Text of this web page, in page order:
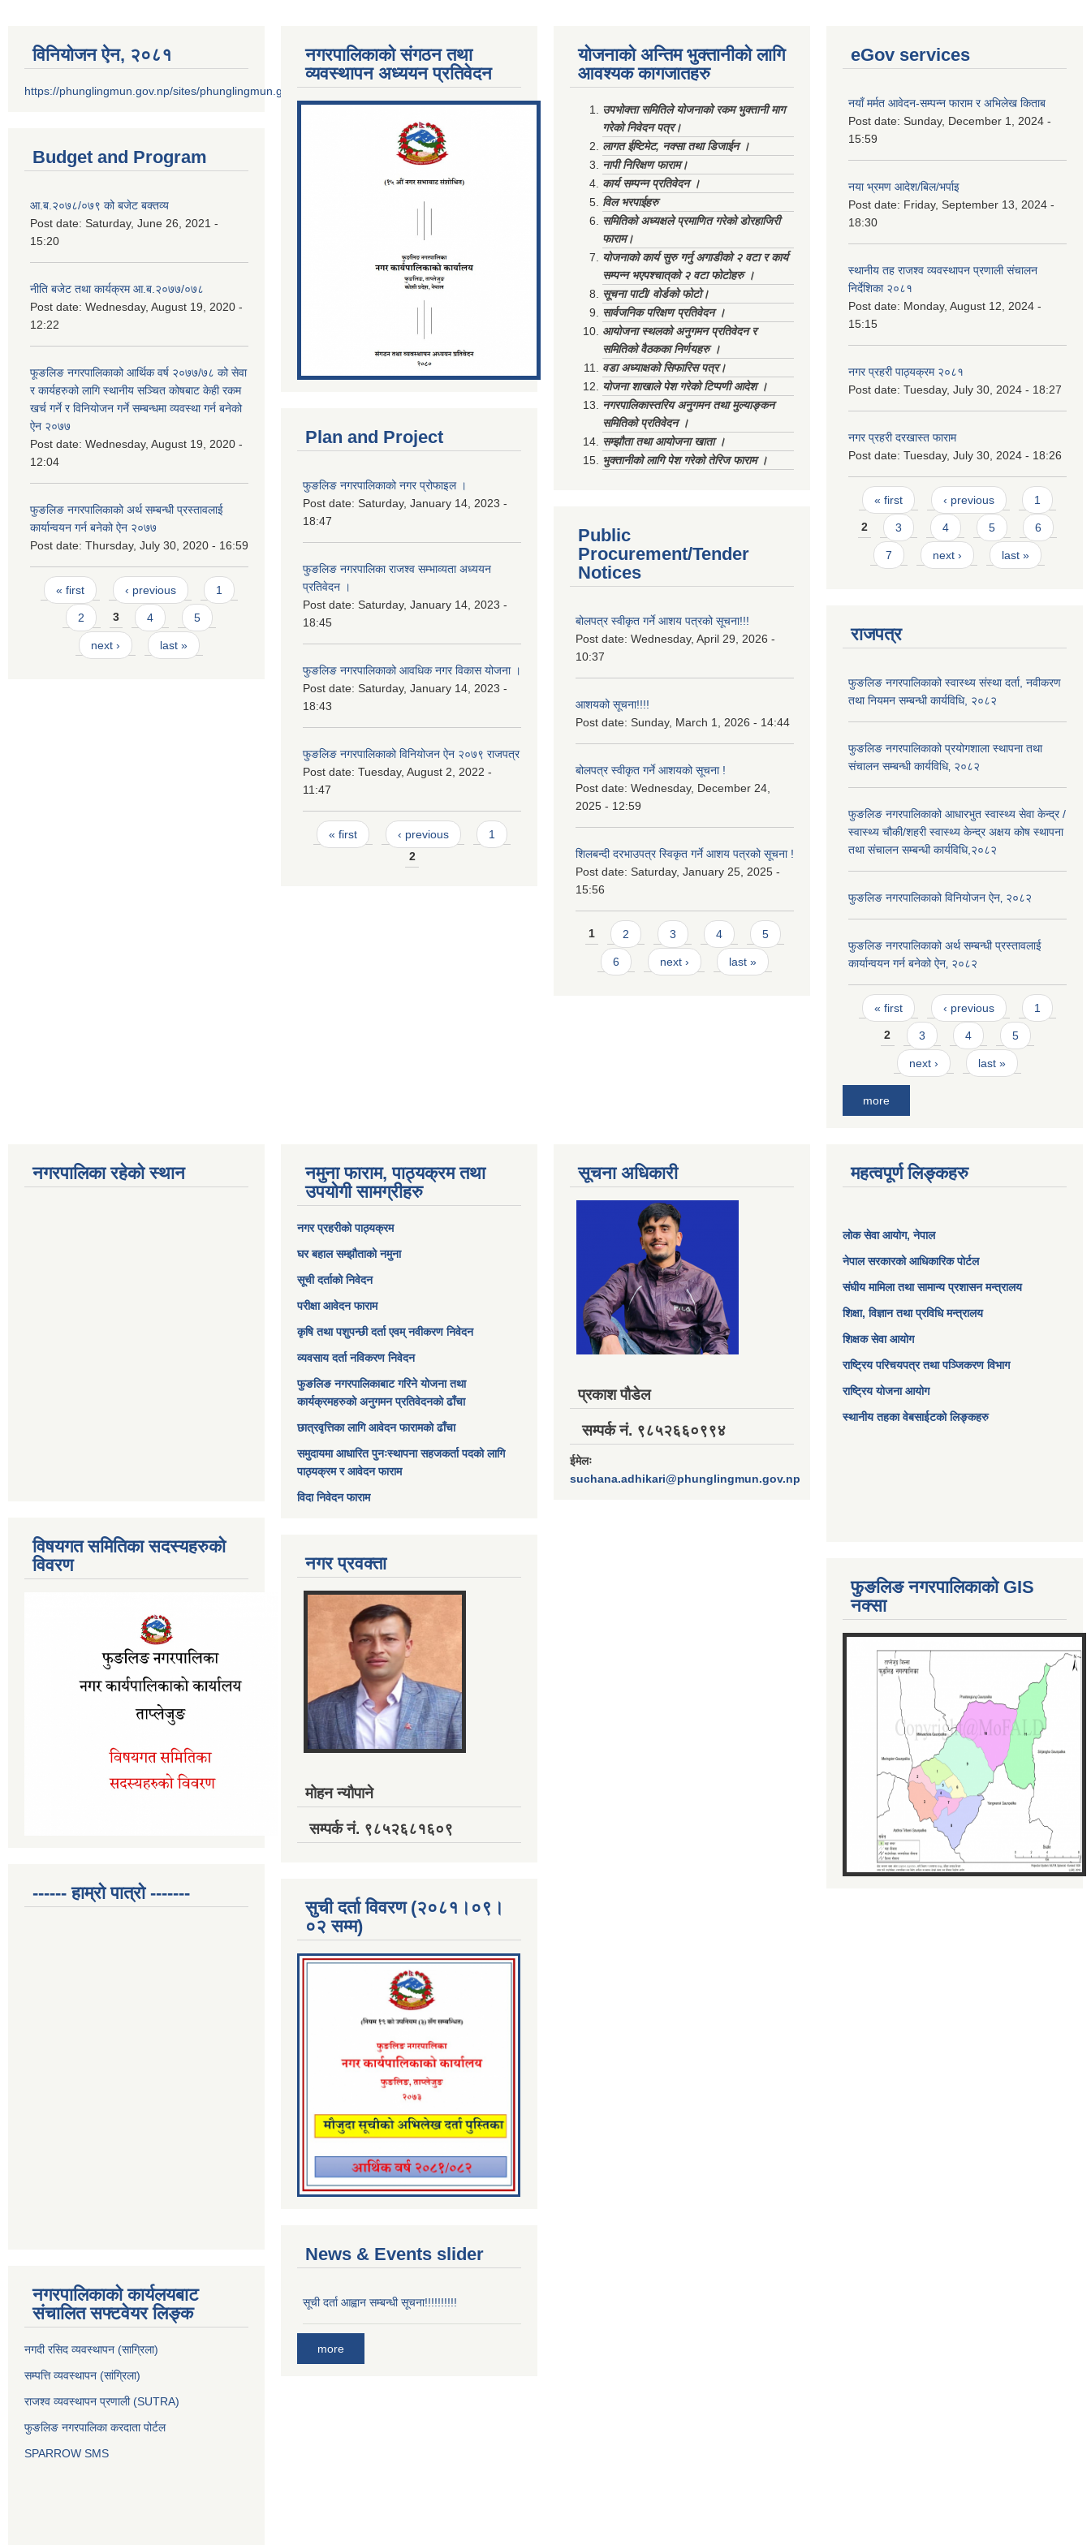
विनियोजन ऐन‚ २०८१
https://phunglingmun.gov.np/sites/phunglingmun.gov.np/files/documents/Al...
Budget and Program
आ.ब.२०७८/०७९ को बजेट बक्तव्य
Post date: Saturday, June 26, 2021 -
15:20
नीति बजेट तथा कार्यक्रम आ.ब.२०७७/०७८
Post date: Wednesday, August 19, 2020 -
12:22
फूङलिङ नगरपालिकाको आर्थिक वर्ष २०७७/७८ को सेवा
र कार्यहरुको लागि स्थानीय सञ्चित कोषबाट केही रकम
खर्च गर्ने र विनियोजन गर्ने सम्बन्धमा व्यवस्था गर्न बनेको
ऐन २०७७
Post date: Wednesday, August 19, 2020 -
12:04
फुङलिङ नगरपालिकाको अर्थ सम्बन्धी प्रस्तावलाई
कार्यान्वयन गर्न बनेको ऐन २०७७
Post date: Thursday, July 30, 2020 - 16:59
Pages
« first ‹ previous 1
2 3 4 5
next › last »
नगरपालिकाको संगठन तथा
व्यवस्थापन अध्ययन प्रतिवेदन
Plan and Project
फुङलिङ नगरपालिकाको नगर प्रोफाइल ।
Post date: Saturday, January 14, 2023 -
18:47
फुङलिङ नगरपालिका राजश्व सम्भाव्यता अध्ययन
प्रतिवेदन ।
Post date: Saturday, January 14, 2023 -
18:45
फुङलिङ नगरपालिकाको आवधिक नगर विकास योजना ।
Post date: Saturday, January 14, 2023 -
18:43
फुङलिङ नगरपालिकाको विनियोजन ऐन २०७९ राजपत्र
Post date: Tuesday, August 2, 2022 -
11:47
Pages
« first ‹ previous
1
2
योजनाको अन्तिम भुक्तानीको लागि
आवश्यक कागजातहरु
उपभोक्ता समितिले योजनाको रकम भुक्तानी माग
गरेको निवेदन पत्र।
लागत ईष्टिमेट, नक्सा तथा डिजाईन ।
नापी निरिक्षण फाराम।
कार्य सम्पन्न प्रतिवेदन ।
विल भरपाईहरु
समितिको अध्यक्षले प्रमाणित गरेको डोरहाजिरी
फाराम।
योजनाको कार्य सुरु गर्नु अगाडीको २ वटा र कार्य
सम्पन्न भएपश्चात्‌को २ वटा फोटोहरु ।
सूचना पाटी/ वोर्डको फोटो।
सार्वजनिक परिक्षण प्रतिवेदन ।
आयोजना स्थलको अनुगमन प्रतिवेदन र
समितिको वैठकका निर्णयहरु ।
वडा अध्याक्षको सिफारिस पत्र।
योजना शाखाले पेश गरेको टिप्पणी आदेश ।
नगरपालिकास्तरिय अनुगमन तथा मुल्याङ्कन
समितिको प्रतिवेदन ।
सम्झौता तथा आयोजना खाता ।
भुक्तानीको लागि पेश गरेको तेरिज फाराम ।
Public
Procurement/Tender
Notices
बोलपत्र स्वीकृत गर्ने आशय पत्रको सूचना!!!
Post date: Wednesday, April 29, 2026 -
10:37
आशयको सूचना!!!!
Post date: Sunday, March 1, 2026 - 14:44
बोलपत्र स्वीकृत गर्ने आशयको सूचना !
Post date: Wednesday, December 24,
2025 - 12:59
शिलबन्दी दरभाउपत्र स्विकृत गर्ने आशय पत्रको सूचना !
Post date: Saturday, January 25, 2025 -
15:56
Pages
1 2 3 4 5
6 next › last »
eGov services
नयाँ मर्मत आवेदन-सम्पन्न फाराम र अभिलेख किताब
Post date: Sunday, December 1, 2024 -
15:59
नया भ्रमण आदेश/बिल/भर्पाइ
Post date: Friday, September 13, 2024 -
18:30
स्थानीय तह राजश्व व्यवस्थापन प्रणाली संचालन
निर्देशिका २०८१
Post date: Monday, August 12, 2024 -
15:15
नगर प्रहरी पाठ्यक्रम २०८१
Post date: Tuesday, July 30, 2024 - 18:27
नगर प्रहरी दरखास्त फाराम
Post date: Tuesday, July 30, 2024 - 18:26
Pages
« first ‹ previous 1
2 3 4 5 6
7 next › last »
राजपत्र
फुङलिङ नगरपालिकाको स्वास्थ्य संस्था दर्ता, नवीकरण
तथा नियमन सम्बन्धी कार्यविधि, २०८२
फुङलिङ नगरपालिकाको प्रयोगशाला स्थापना तथा
संचालन सम्बन्धी कार्यविधि‚ २०८२
फुङलिङ नगरपालिकाको आधारभुत स्वास्थ्य सेवा केन्द्र /
स्वास्थ्य चौकी/शहरी स्वास्थ्य केन्द्र अक्षय कोष स्थापना
तथा संचालन सम्बन्धी कार्यविधि,२०८२
फुङलिङ नगरपालिकाको विनियोजन ऐन‚ २०८२
फुङलिङ नगरपालिकाको अर्थ सम्बन्धी प्रस्तावलाई
कार्यान्वयन गर्न बनेको ऐन‚ २०८२
Pages
« first ‹ previous 1
2 3 4 5
next › last »
more
नगरपालिका रहेको स्थान
विषयगत समितिका सदस्यहरुको
विवरण
------ हाम्रो पात्रो -------
नगरपालिकाको कार्यलयबाट
संचालित सफ्टवेयर लिङ्क
नगदी रसिद व्यवस्थापन (साग्रिला)
सम्पत्ति व्यवस्थापन (सांग्रिला)
राजश्व व्यवस्थापन प्रणाली (SUTRA)
फुङलिङ नगरपालिका करदाता पोर्टल
SPARROW SMS
नमुना फाराम, पाठ्यक्रम तथा
उपयोगी सामग्रीहरु
नगर प्रहरीको पाठ्यक्रम
घर बहाल सम्झौताको नमुना
सूची दर्ताको निवेदन
परीक्षा आवेदन फाराम
कृषि तथा पशुपन्छी दर्ता एवम् नवीकरण निवेदन
व्यवसाय दर्ता नविकरण निवेदन
फुङलिङ नगरपालिकाबाट गरिने योजना तथा
कार्यक्रमहरुको अनुगमन प्रतिवेदनको ढाँचा
छात्रवृत्तिका लागि आवेदन फारामको ढाँचा
समुदायमा आधारित पुनःस्थापना सहजकर्ता पदको लागि
पाठ्यक्रम र आवेदन फाराम
विदा निवेदन फाराम
नगर प्रवक्ता
मोहन न्यौपाने
सम्पर्क नं. ९८५२६८१६०९
सुची दर्ता विवरण (२०८१।०९।
०२ सम्म)
News & Events slider
सूची दर्ता आह्वान सम्बन्धी सूचना!!!!!!!!!!
more
सूचना अधिकारी
प्रकाश पौडेल
सम्पर्क नं. ९८५२६६०९९४
ईमेलः
suchana.adhikari@phunglingmun.gov.np
महत्वपूर्ण लिङ्कहरु
लोक सेवा आयोग, नेपाल
नेपाल सरकारको आधिकारिक पोर्टल
संघीय मामिला तथा सामान्य प्रशासन मन्त्रालय
शिक्षा, विज्ञान तथा प्रविधि मन्त्रालय
शिक्षक सेवा आयोग
राष्ट्रिय परिचयपत्र तथा पञ्जिकरण विभाग
राष्ट्रिय योजना आयोग
स्थानीय तहका वेबसाईटको लिङ्कहरु
फुङलिङ नगरपालिकाको GIS
नक्सा